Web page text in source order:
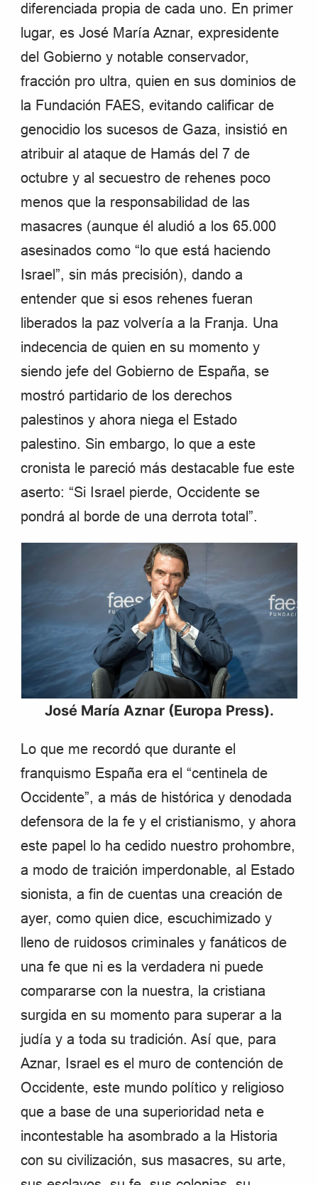
diferenciada propia de cada uno. En primer
lugar, es José María Aznar, expresidente
del Gobierno y notable conservador,
fracción pro ultra, quien en sus dominios de
la Fundación FAES, evitando calificar de
genocidio los sucesos de Gaza, insistió en
atribuir al ataque de Hamás del 7 de
octubre y al secuestro de rehenes poco
menos que la responsabilidad de las
masacres (aunque él aludió a los 65.000
asesinados como “lo que está haciendo
Israel”, sin más precisión), dando a
entender que si esos rehenes fueran
liberados la paz volvería a la Franja. Una
indecencia de quien en su momento y
siendo jefe del Gobierno de España, se
mostró partidario de los derechos
palestinos y ahora niega el Estado
palestino. Sin embargo, lo que a este
cronista le pareció más destacable fue este
aserto: “Si Israel pierde, Occidente se
pondrá al borde de una derrota total”.
José María Aznar (Europa Press).
Lo que me recordó que durante el
franquismo España era el “centinela de
Occidente”, a más de histórica y denodada
defensora de la fe y el cristianismo, y ahora
este papel lo ha cedido nuestro prohombre,
a modo de traición imperdonable, al Estado
sionista, a fin de cuentas una creación de
ayer, como quien dice, escuchimizado y
lleno de ruidosos criminales y fanáticos de
una fe que ni es la verdadera ni puede
compararse con la nuestra, la cristiana
surgida en su momento para superar a la
judía y a toda su tradición. Así que, para
Aznar, Israel es el muro de contención de
Occidente, este mundo político y religioso
que a base de una superioridad neta e
incontestable ha asombrado a la Historia
con su civilización, sus masacres, su arte,